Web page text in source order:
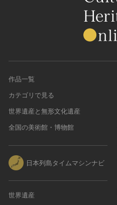
伝統芸能
作品一覧
カテゴリで見る
世界遺産と無形文化遺産
全国の美術館・博物館
日本列島タイムマシンナビ
世界遺産